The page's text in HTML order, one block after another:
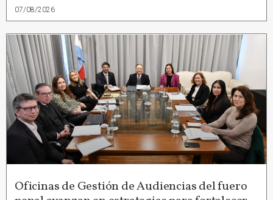
07/08/2026
Oficinas de Gestión de Audiencias del fuero